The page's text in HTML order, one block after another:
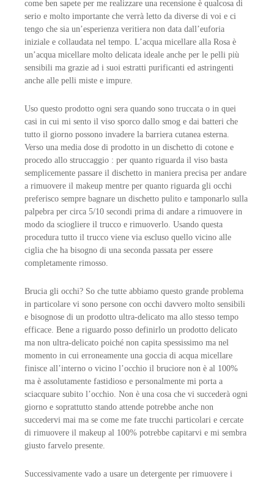
come ben sapete per me realizzare una recensione è qualcosa di
serio e molto importante che verrà letto da diverse di voi e ci
tengo che sia un’esperienza veritiera non data dall’euforia
iniziale e collaudata nel tempo. L’acqua micellare alla Rosa è
un’acqua micellare molto delicata ideale anche per le pelli più
sensibili ma grazie ad i suoi estratti purificanti ed astringenti
anche alle pelli miste e impure.
Uso questo prodotto ogni sera quando sono truccata o in quei
casi in cui mi sento il viso sporco dallo smog e dai batteri che
tutto il giorno possono invadere la barriera cutanea esterna.
Verso una media dose di prodotto in un dischetto di cotone e
procedo allo struccaggio : per quanto riguarda il viso basta
semplicemente passare il dischetto in maniera precisa per andare
a rimuovere il makeup mentre per quanto riguarda gli occhi
preferisco sempre bagnare un dischetto pulito e tamponarlo sulla
palpebra per circa 5/10 secondi prima di andare a rimuovere in
modo da sciogliere il trucco e rimuoverlo. Usando questa
procedura tutto il trucco viene via escluso quello vicino alle
ciglia che ha bisogno di una seconda passata per essere
completamente rimosso.
Brucia gli occhi? So che tutte abbiamo questo grande problema
in particolare vi sono persone con occhi davvero molto sensibili
e bisognose di un prodotto ultra-delicato ma allo stesso tempo
efficace. Bene a riguardo posso definirlo un prodotto delicato
ma non ultra-delicato poiché non capita spessissimo ma nel
momento in cui erroneamente una goccia di acqua micellare
finisce all’interno o vicino l’occhio il bruciore non è al 100%
ma è assolutamente fastidioso e personalmente mi porta a
sciacquare subito l’occhio. Non è una cosa che vi succederà ogni
giorno e soprattutto stando attende potrebbe anche non
succedervi mai ma se come me fate trucchi particolari e cercate
di rimuovere il makeup al 100% potrebbe capitarvi e mi sembra
giusto farvelo presente.
Successivamente vado a usare un detergente per rimuovere i